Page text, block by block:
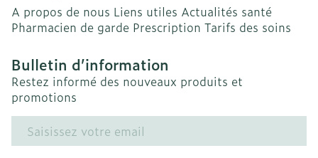
A propos de nous Liens utiles Actualités santé
Pharmacien de garde Prescription Tarifs des soins
Bulletin d’information
Restez informé des nouveaux produits et
promotions
Adresse mail